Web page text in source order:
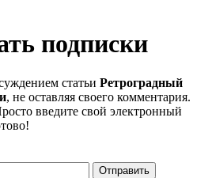
подписки
статьи Ретроградный
, не оставляя своего комментария.
введите свой электронный